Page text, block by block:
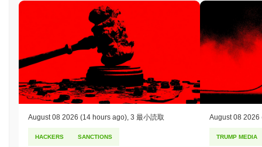
な遅れを示しています。
August 08 2026 (14 hours ago) 3 最小読取
HACKERS SANCTIONS
August 08 2026
TRUMP MEDIA